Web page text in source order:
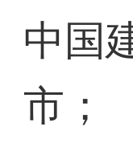
中国
市；